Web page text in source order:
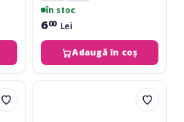
în stoc
600 Lei
Adaugă în coș
Adam